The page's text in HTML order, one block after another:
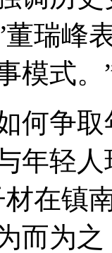
瑞峰
模式。
何争
年轻
在镇
而为